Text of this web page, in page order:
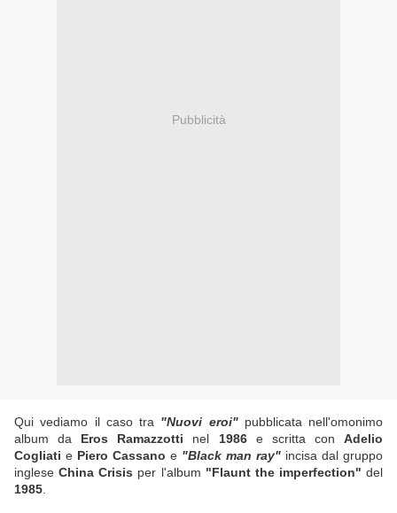
Pubblicità
Qui vediamo il caso tra "Nuovi eroi"pubblicata nell'omonimo
album da Eros Ramazzotti nel 1986 e scritta conAdelio
Cogliati e Piero Cassano e "Black man ray" incisa dal gruppo
ingleseChina Crisis per l'album "Flaunt the imperfection" del
1985